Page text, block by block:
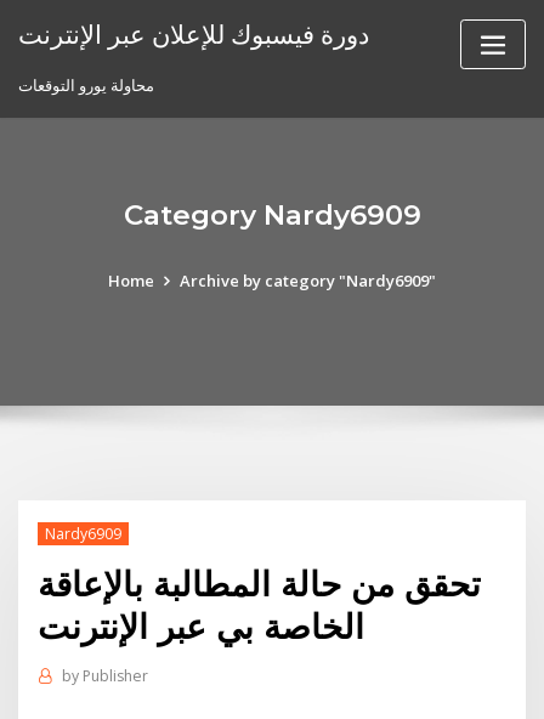
دورة فيسبوك للإعلان عبر الإنترنت
محاولة يورو التوقعات
Category Nardy6909
Home Archive by category "Nardy6909"
Nardy6909
تحقق من حالة المطالبة بالإعاقة
الخاصة بي عبر الإنترنت
by Publisher